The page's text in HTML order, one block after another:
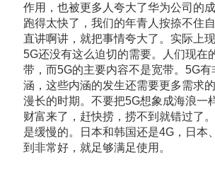
作用，也被更多人夸大了华为公司的
跑得太快了，我们的年青人按捺不住
直讲啊讲，就把事情夸大了。实际上
5G还没有这么迫切的需要。人们现在
带，而5G的主要内容不是宽带。5G有
涵，这些内涵的发生还需要更多需求
漫长的时期。不要把5G想象成海浪一
财富来了，赶快捞，捞不到就错过了
是缓慢的。日本和韩国还是4G，日本
到非常好，就足够满足使用。